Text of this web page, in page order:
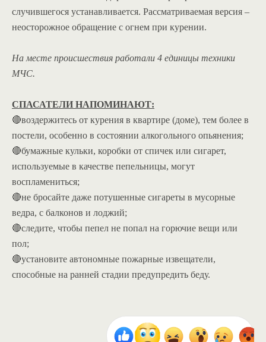
случившегося устанавливается. Рассматриваемая версия –
неосторожное обращение с огнем при курении.
На месте происшествия работали 4 единицы техники
МЧС.
СПАСАТЕЛИ НАПОМИНАЮТ:
🔴воздержитесь от курения в квартире (доме), тем более в
постели, особенно в состоянии алкогольного опьянения;
🔴бумажные кульки, коробки от спичек или сигарет,
используемые в качестве пепельницы, могут
воспламениться;
🔴не бросайте даже потушенные сигареты в мусорные
ведра, с балконов и лоджий;
🔴следите, чтобы пепел не попал на горючие вещи или
пол;
🔴установите автономные пожарные извещатели,
способные на ранней стадии предупредить беду.